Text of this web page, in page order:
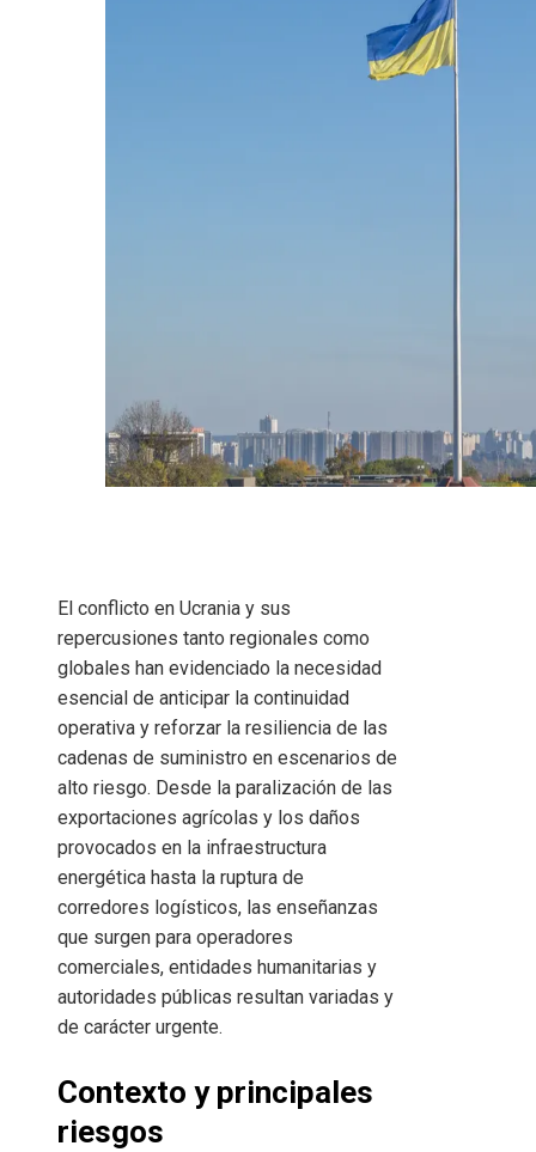
El conflicto en Ucrania y sus
repercusiones tanto regionales como
globales han evidenciado la necesidad
esencial de anticipar la continuidad
operativa y reforzar la resiliencia de las
cadenas de suministro en escenarios de
alto riesgo. Desde la paralización de las
exportaciones agrícolas y los daños
provocados en la infraestructura
energética hasta la ruptura de
corredores logísticos, las enseñanzas
que surgen para operadores
comerciales, entidades humanitarias y
autoridades públicas resultan variadas y
de carácter urgente.
Contexto y principales
riesgos